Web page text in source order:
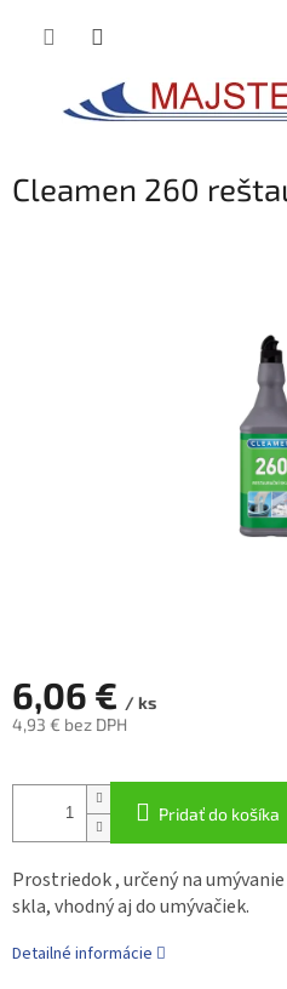
Cleamen 260
6,06 € / ks
4,93 € bez DPH
cena:
Pridať do košíka
Prostriedok , určený na
skla, vhodný aj do umývačiek.
Detailné informácie